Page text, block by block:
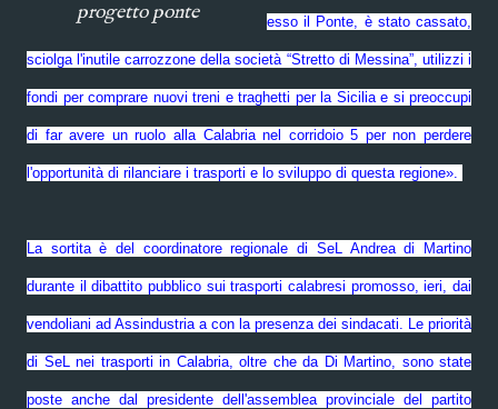
progetto ponte esso il Ponte, è stato cassato,
sciolga l'inutile carrozzone della società “Stretto di Messina”, utilizzi i
fondi per comprare nuovi treni e traghetti per la Sicilia e si preoccupi
di far avere un ruolo alla Calabria nel corridoio 5 per non perdere
l'opportunità di rilanciare i trasporti e lo sviluppo di questa regione».
La sortita è del coordinatore regionale di SeL Andrea di Martino
durante il dibattito pubblico sui trasporti calabresi promosso, ieri, dai
vendoliani ad Assindustria a con la presenza dei sindacati. Le priorità
di SeL nei trasporti in Calabria, oltre che da Di Martino, sono state
poste anche dal presidente dell'assemblea provinciale del partito